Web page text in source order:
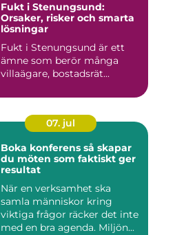
Fukt i Stenungsund:
Orsaker, risker och smarta
lösningar
Fukt i Stenungsund är ett
ämne som berör många
villaägare, bostadsrät...
07. jul
Boka konferens så skapar
du möten som faktiskt ger
resultat
När en verksamhet ska
samla människor kring
viktiga frågor räcker det inte
med en bra agenda. Miljön...